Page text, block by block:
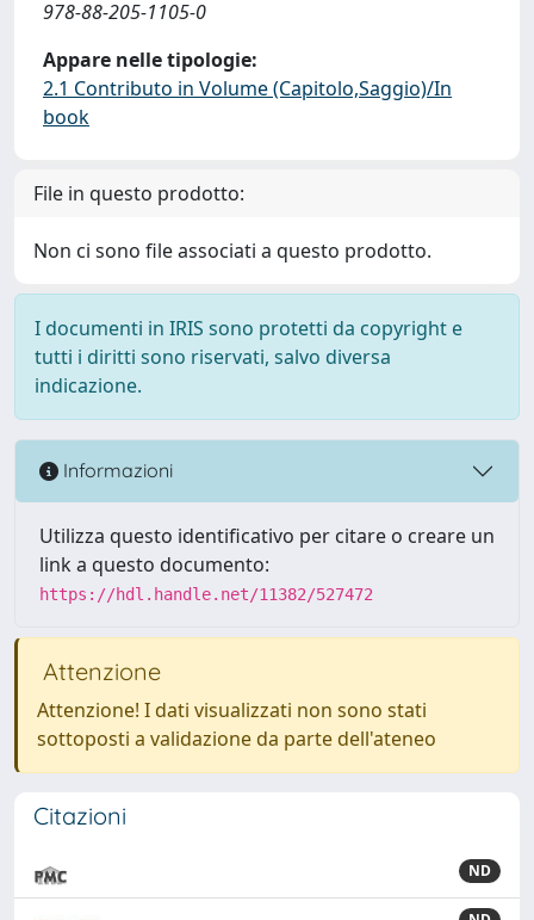
978-88-205-1105-0
Appare nelle tipologie:
2.1 Contributo in Volume (Capitolo,Saggio)/In
book
File in questo prodotto:
Non ci sono file associati a questo prodotto.
I documenti in IRIS sono protetti da copyright e
tutti i diritti sono riservati, salvo diversa
indicazione.
Informazioni
Utilizza questo identificativo per citare o creare un
link a questo documento:
https://hdl.handle.net/11382/527472
Attenzione
Attenzione! I dati visualizzati non sono stati
sottoposti a validazione da parte dell'ateneo
Citazioni
ND